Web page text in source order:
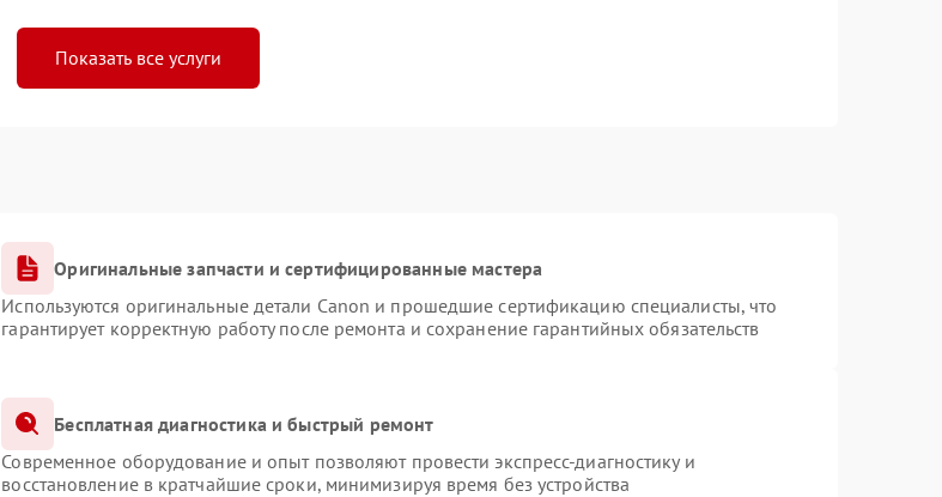
Показать все услуги
Оригинальные запчасти и сертифицированные мастера
Используются оригинальные детали Canon и прошедшие сертификацию специалисты, что
гарантирует корректную работу после ремонта и сохранение гарантийных обязательств
Бесплатная диагностика и быстрый ремонт
Современное оборудование и опыт позволяют провести экспресс-диагностику и
восстановление в кратчайшие сроки, минимизируя время без устройства